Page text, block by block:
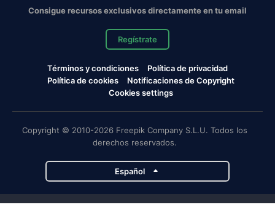
Consigue recursos exclusivos directamente en tu email
Regístrate
Términos y condiciones
Política de privacidad
Política de cookies
Notificaciones de Copyright
Cookies settings
Copyright © 2010-2026 Freepik Company S.L.U. Todos los
derechos reservados.
Español